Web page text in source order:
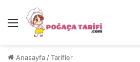
Menü
Anasayfa /Tarifler